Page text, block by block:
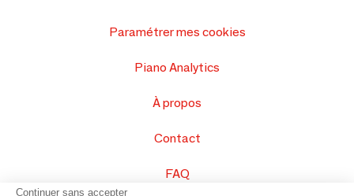
Paramétrer mes cookies
Piano Analytics
À propos
Contact
FAQ
Continuer sans accepter